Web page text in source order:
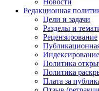
Новости
Редакционная
Цели и задачи
Разделы и
Рецензирование
Индексирование
Политика
Политика
Плата за